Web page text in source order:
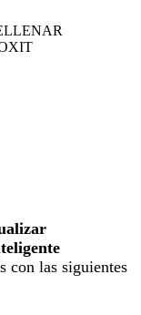
con las siguientes